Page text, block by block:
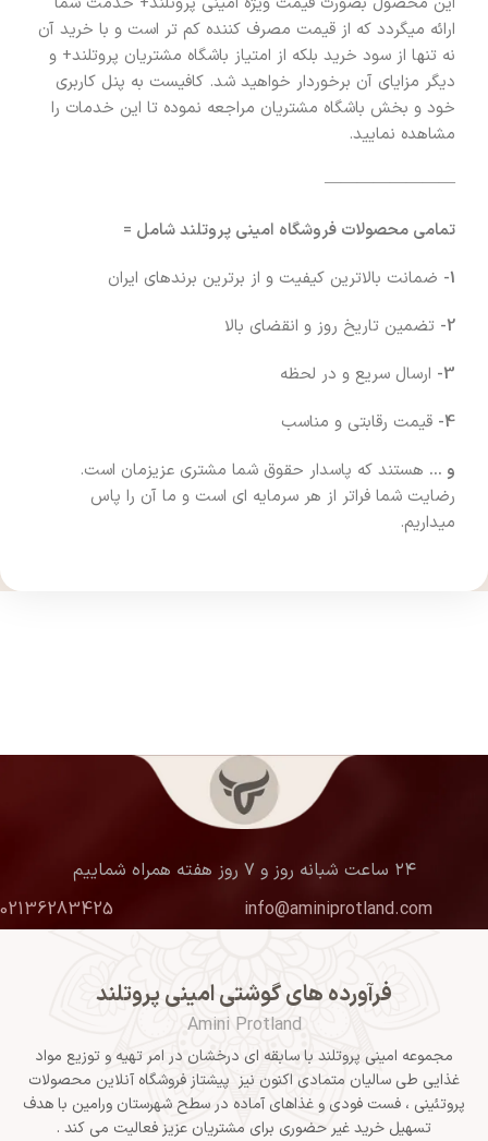
ارائه میگردد که از قیمت مصرف کننده کم تر است و با خرید آن
نه تنها از سود خرید بلکه از امتیاز باشگاه مشتریان پروتلند+ و
دیگر مزایای آن برخوردار خواهید شد. کافیست به پنل کاربری
خود و بخش باشگاه مشتریان مراجعه نموده تا این خدمات را
مشاهده نمایید.
————————
تمامی محصولات فروشگاه امینی پروتلند شامل =
1- ضمانت بالاترین کیفیت و از برترین برندهای ایران
2- تضمین تاریخ روز و انقضای بالا
3- ارسال سریع و در لحظه
4- قیمت رقابتی و مناسب
و … هستند که پاسدار حقوق شما مشتری عزیزمان است.
رضایت شما فراتر از هر سرمایه ای است و ما آن را پاس
میداریم.
۲۴ ساعت شبانه روز و ۷ روز هفته همراه شماییم
info@aminiprotland.com
02136283425
فرآورده های گوشتی امینی پروتلند
Amini Protland
مجموعه امینی پروتلند با سابقه ای درخشان در امر تهیه و توزیع مواد
غذایی طی سالیان متمادی اکنون نیز پیشتاز فروشگاه آنلاین محصولات
پروتئینی ، فست فودی و غذاهای آماده در سطح شهرستان ورامین با هدف
تسهیل خرید غیر حضوری برای مشتریان عزیز فعالیت می کند .